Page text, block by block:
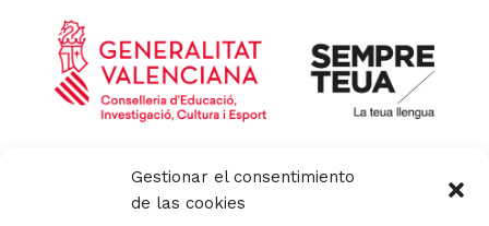
Gestionar el consentimiento
de las cookies
r
a
m
Política de calidad
Política de cookies